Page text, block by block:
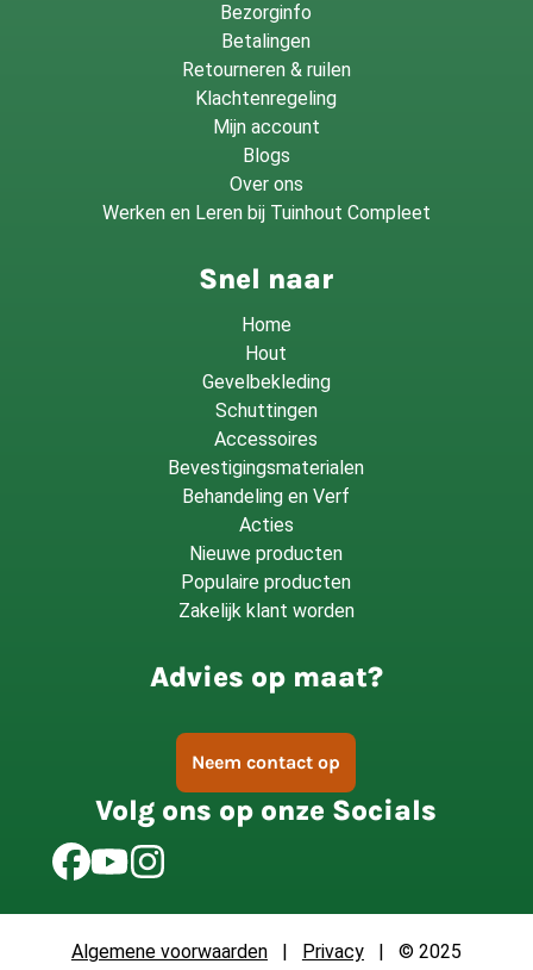
Bezorginfo
Betalingen
Retourneren & ruilen
Klachtenregeling
Mijn account
Blogs
Over ons
Werken en Leren bij Tuinhout Compleet
Snel naar
Home
Hout
Gevelbekleding
Schuttingen
Accessoires
Bevestigingsmaterialen
Behandeling en Verf
Acties
Nieuwe producten
Populaire producten
Zakelijk klant worden
Advies op maat?
Neem contact op
Volg ons op onze Socials
Algemene voorwaarden| Privacy| © 2025